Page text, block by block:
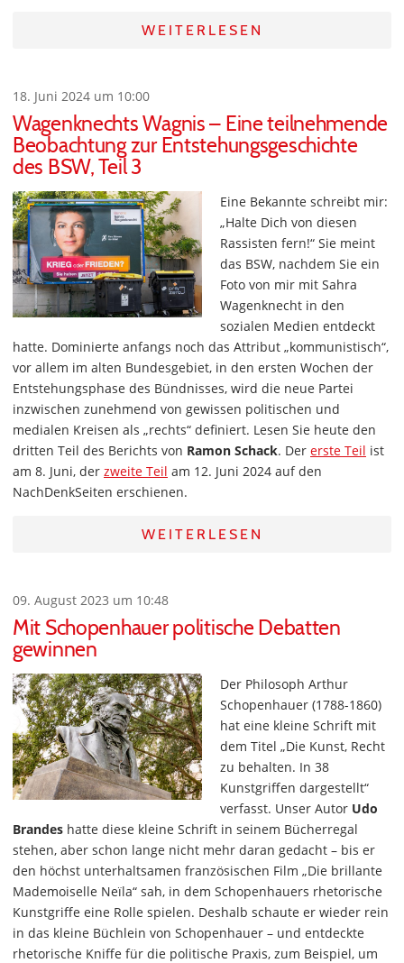
WEITERLESEN
18. Juni 2024 um 10:00
Wagenknechts Wagnis – Eine teilnehmende
Beobachtung zur Entstehungsgeschichte
des BSW, Teil 3
Eine Bekannte schreibt mir:
„Halte Dich von diesen
Rassisten fern!“ Sie meint
das BSW, nachdem Sie ein
Foto von mir mit Sahra
Wagenknecht in den
sozialen Medien entdeckt
hatte. Dominierte anfangs noch das Attribut „kommunistisch“,
vor allem im alten Bundesgebiet, in den ersten Wochen der
Entstehungsphase des Bündnisses, wird die neue Partei
inzwischen zunehmend von gewissen politischen und
medialen Kreisen als „rechts“ definiert. Lesen Sie heute den
dritten Teil des Berichts von Ramon Schack. Der erste Teil ist
am 8. Juni, der zweite Teil am 12. Juni 2024 auf den
NachDenkSeiten erschienen.
WEITERLESEN
09. August 2023 um 10:48
Mit Schopenhauer politische Debatten
gewinnen
Der Philosoph Arthur
Schopenhauer (1788-1860)
hat eine kleine Schrift mit
dem Titel „Die Kunst, Recht
zu behalten. In 38
Kunstgriffen dargestellt“
verfasst. Unser Autor Udo
Brandes hatte diese kleine Schrift in seinem Bücherregal
stehen, aber schon lange nicht mehr daran gedacht – bis er
den höchst unterhaltsamen französischen Film „Die brillante
Mademoiselle Neïla“ sah, in dem Schopenhauers rhetorische
Kunstgriffe eine Rolle spielen. Deshalb schaute er wieder rein
in das kleine Büchlein von Schopenhauer – und entdeckte
rhetorische Kniffe für die politische Praxis, zum Beispiel, um